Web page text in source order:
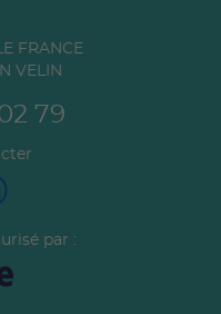
FRANCE
VELIN
79
par :